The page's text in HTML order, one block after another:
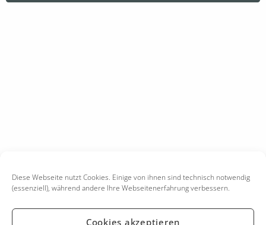
Diese Webseite nutzt Cookies. Einige von ihnen sind technisch notwendig
(essenziell), während andere Ihre Webseitenerfahrung verbessern.
Cookies akzeptieren